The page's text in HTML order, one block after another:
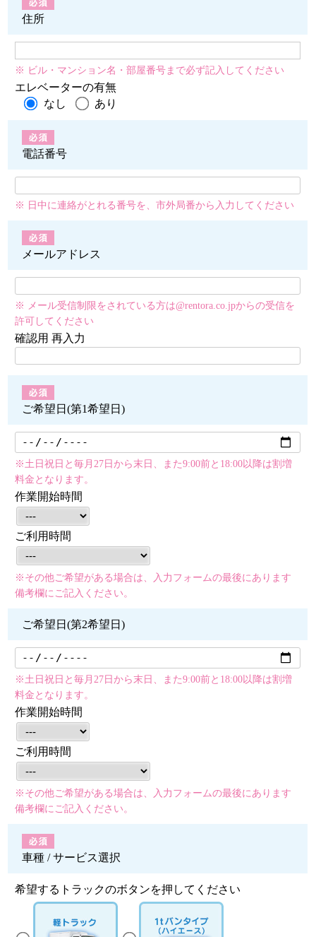
住所
※ ビル・マンション名・部屋番号まで必ず記入してください
エレベーターの有無
なし
あり
電話番号
※ 日中に連絡がとれる番号を、市外局番から入力してください
メールアドレス
※ メール受信制限をされている方は@rentora.co.jpからの受信を
許可してください
確認用 再入力
ご希望日(第1希望日)
※土日祝日と毎月27日から末日、また9:00前と18:00以降は割増
料金となります。
作業開始時間
ご利用時間
※その他ご希望がある場合は、入力フォームの最後にあります
備考欄にご記入ください。
ご希望日(第2希望日)
※土日祝日と毎月27日から末日、また9:00前と18:00以降は割増
料金となります。
作業開始時間
ご利用時間
※その他ご希望がある場合は、入力フォームの最後にあります
備考欄にご記入ください。
車種 / サービス選択
希望するトラックのボタンを押してください